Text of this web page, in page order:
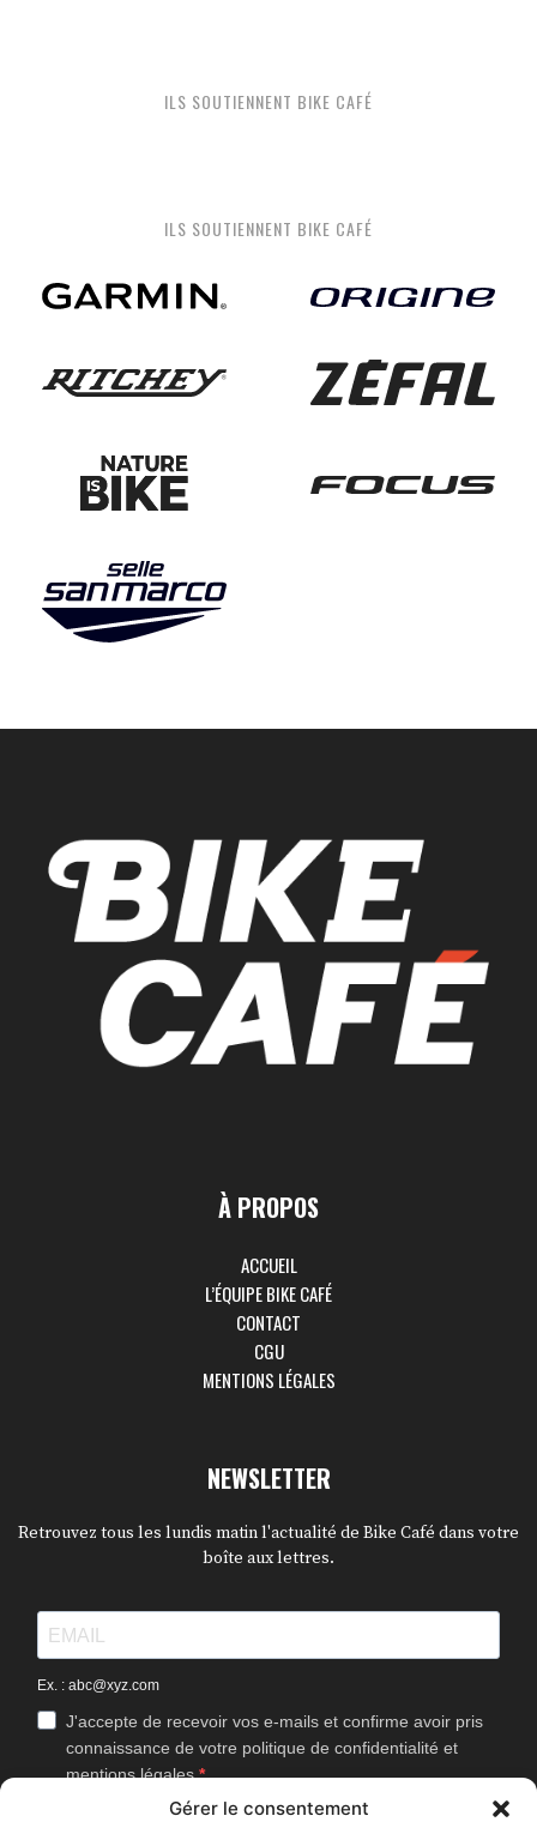
Gérer le consentement
À PROPOS
ACCUEIL
L’ÉQUIPE BIKE CAFÉ
CONTACT
CGU
MENTIONS LÉGALES
NEWSLETTER
Retrouvez tous les lundis matin l'actualité de Bike Café dans votre
boîte aux lettres.
Ex. : abc@xyz.com
J'accepte de recevoir vos e-mails et confirme avoir pris
connaissance de votre politique de confidentialité et
mentions légales.
Vous pouvez vous désinscrire à tout moment en cliquant sur le lien